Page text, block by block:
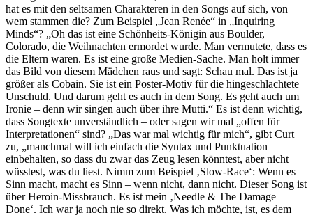
hat es mit den seltsamen Charakteren in den Songs auf sich, von
wem stammen die? Zum Beispiel „Jean Renée“ in „Inquiring
Minds“? „Oh das ist eine Schönheits-Königin aus Boulder,
Colorado, die Weihnachten ermordet wurde. Man vermutete, dass es
die Eltern waren. Es ist eine große Medien-Sache. Man holt immer
das Bild von diesem Mädchen raus und sagt: Schau mal. Das ist ja
größer als Cobain. Sie ist ein Poster-Motiv für die hingeschlachtete
Unschuld. Und darum geht es auch in dem Song. Es geht auch um
Ironie – denn wir singen auch über ihre Mutti.“ Es ist denn wichtig,
dass Songtexte unverständlich – oder sagen wir mal „offen für
Interpretationen“ sind? „Das war mal wichtig für mich“, gibt Curt
zu, „manchmal will ich einfach die Syntax und Punktuation
einbehalten, so dass du zwar das Zeug lesen könntest, aber nicht
wüsstest, was du liest. Nimm zum Beispiel ‚Slow-Race‘: Wenn es
Sinn macht, macht es Sinn – wenn nicht, dann nicht. Dieser Song ist
über Heroin-Missbrauch. Es ist mein ‚Needle & The Damage
Done‘. Ich war ja noch nie so direkt. Was ich möchte, ist, es dem